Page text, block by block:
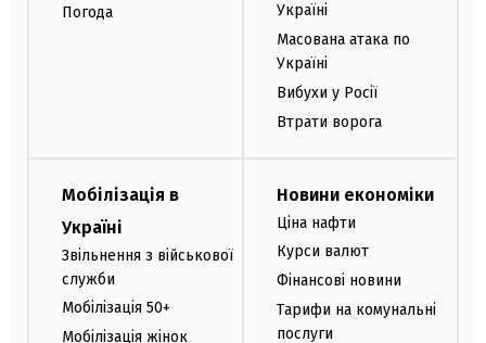
Погода
Україні
Масована атака по
Україні
Вибухи у Росії
Втрати ворога
Мобілізація в
Україні
Звільнення з військової
служби
Мобілізація 50+
Мобілізація жінок
Новини економіки
Ціна нафти
Курси валют
Фінансові новини
Тарифи на комунальні
послуги